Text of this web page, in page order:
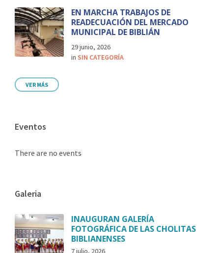
EN MARCHA TRABAJOS DE
READECUACIÓN DEL MERCADO
MUNICIPAL DE BIBLIÁN
29 junio, 2026
in SIN CATEGORÍA
VER MÁS
Eventos
There are no events
Galeria
INAUGURAN GALERÍA
FOTOGRÁFICA DE LAS CHOLITAS
BIBLIANENSES
7 julio, 2026